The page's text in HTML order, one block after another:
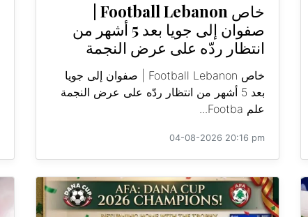
صفوان إلى جويا بعد 5 أشهر من
انتظار ردّه على عرض النجمة
خاص Football Lebanon | صفوان إلى جويا
بعد 5 أشهر من انتظار ردّه على عرض النجمة
علم Footba...
04-08-2026 20:16 pm